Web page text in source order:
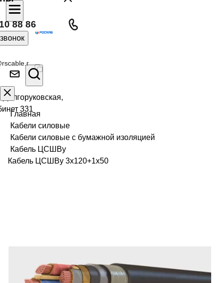
88 86
331
Главная
Кабели силовые
Кабели силовые с бумажной изоляцией
Кабель ЦСШВу
Кабель ЦСШВу 3х120+1х50